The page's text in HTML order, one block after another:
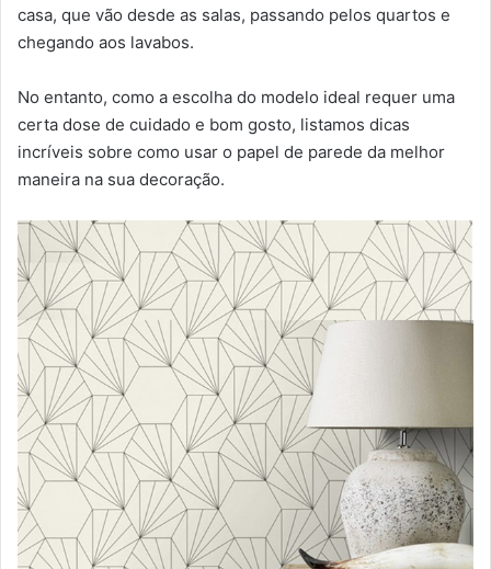
casa, que vão desde as salas, passando pelos quartos e
chegando aos lavabos.
No entanto, como a escolha do modelo ideal requer uma
certa dose de cuidado e bom gosto, listamos dicas
incríveis sobre como usar o papel de parede da melhor
maneira na sua decoração.